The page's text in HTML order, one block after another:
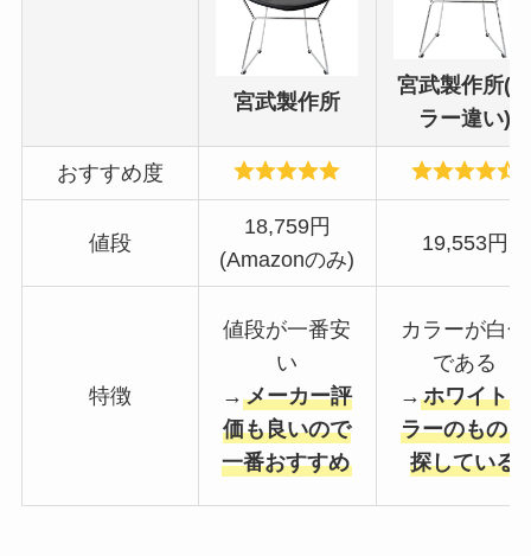
宮武製作所
宮武製作所(
ラー違い)
おすすめ度
値段
18,759円
(Amazonのみ)
19,553円
特徴
値段が一番安
い
→メーカー評
価も良いので
一番おすすめ
カラーが白色
である
→ホワイトカ
ラーのものを
探している